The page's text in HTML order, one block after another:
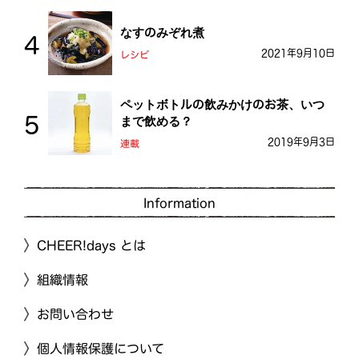
なすのみぞれ煮
レシピ 2021年9月10日
ペットボトルの飲みかけのお茶、いつ
まで飲める？
連載 2019年9月3日
Information
CHEER!days とは
組織情報
お問い合わせ
個人情報保護について